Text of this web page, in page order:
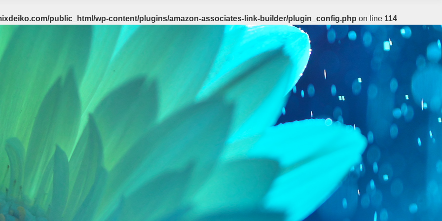
public_html/wp-content/plugins/amazon-associates-link-builder/plugin_config.php on line 114